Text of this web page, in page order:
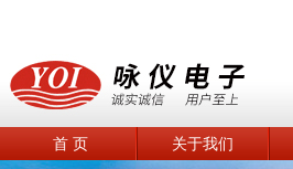
首 页 关于我们